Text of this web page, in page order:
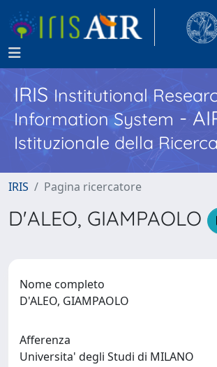
IRISInstitutional
Information System -
Istituzionale della Ricerca
IRIS Pagina ricercatore
D'ALEO, GIAMPAOLO
Nome completo
D'ALEO, GIAMPAOLO
Afferenza
Universita' degli Studi di MILANO